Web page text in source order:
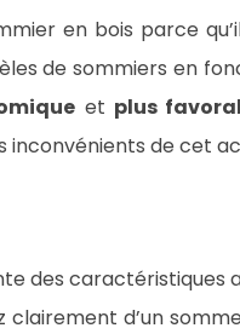
en bois parce
de sommiers en
et plus
de cet
des caractéristiques
clairement d’un